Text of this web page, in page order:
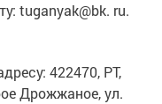
tuganyak@bk. ru.
422470, РТ,
Дрожжаное, ул.